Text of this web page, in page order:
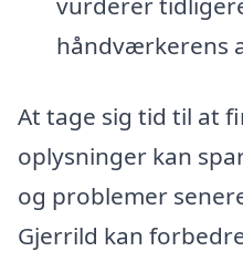
håndværkerens
At tage sig tid til at
oplysninger kan
og problemer
Gjerrild kan